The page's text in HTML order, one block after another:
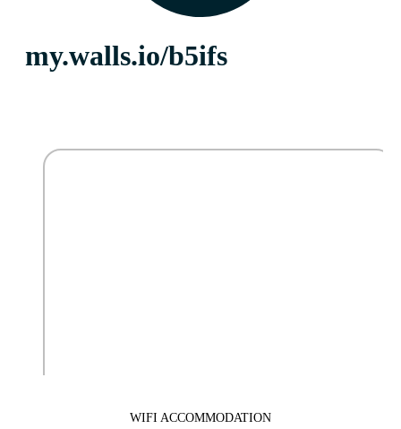
WIFI ACCOMMODATION